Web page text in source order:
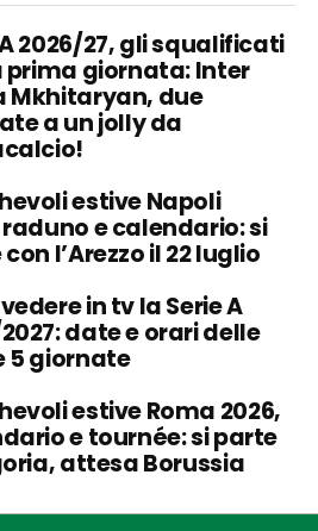
2026/27, gli squalificati
prima giornata: Inter
Mkhitaryan, due
a un jolly da
estive Napoli
raduno e calendario: si
l’Arezzo il 22 luglio
in tv la Serie A
date e orari delle
5 giornate
estive Roma 2026,
e tournée: si parte
attesa Borussia